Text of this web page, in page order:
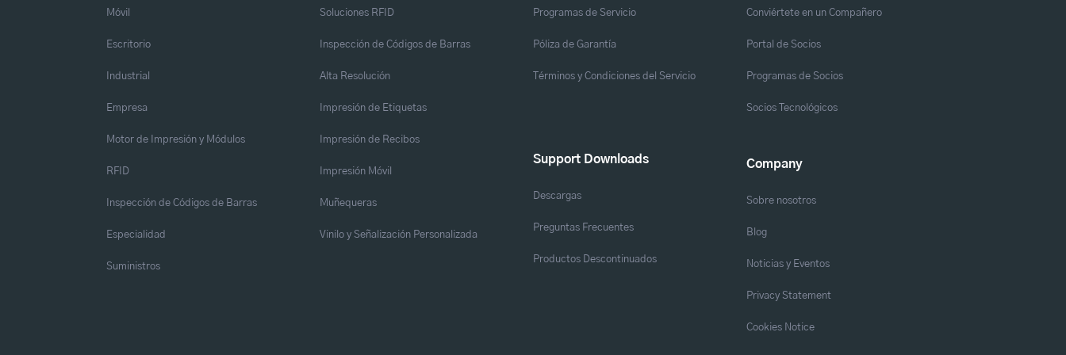
Móvil
Escritorio
Industrial
Empresa
Motor de Impresión y Módulos
RFID
Inspección de Códigos de Barras
Especialidad
Suministros
Soluciones RFID
Inspección de Códigos de Barras
Alta Resolución
Impresión de Etiquetas
Impresión de Recibos
Impresión Móvil
Muñequeras
Vinilo y Señalización Personalizada
Programas de Servicio
Póliza de Garantía
Términos y Condiciones del Servicio
Support Downloads
Descargas
Preguntas Frecuentes
Productos Descontinuados
Conviértete en un Compañero
Portal de Socios
Programas de Socios
Socios Tecnológicos
Company
Sobre nosotros
Blog
Noticias y Eventos
Privacy Statement
Cookies Notice